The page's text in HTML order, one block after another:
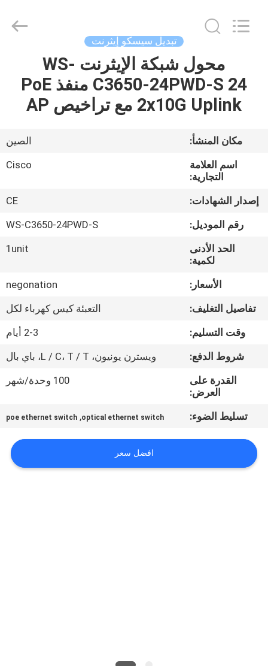
المنزل
المنتجات
فيديوهات
جولة
المصنع
الجودة
اتصل
أخبار
القضايا
تبديل سيسكو إيثرنت
محول شبكة الإيثرنت WS-
C3650-24PWD-S 24 منفذ PoE
2x10G Uplink مع تراخيص AP
مكان المنشأ:
الصين
اسم العلامة
التجارية:
Cisco
إصدار الشهادات:
CE
رقم الموديل:
WS-C3650-24PWD-S
الحد الأدنى
لكمية:
1unit
الأسعار:
negonation
تفاصيل التغليف:
التعبئة كيس كهرباء لكل
وقت التسليم:
2-3 أيام
شروط الدفع:
ويسترن يونيون، L / C، T / T، باي بال
القدرة على
العرض:
100 وحدة/شهر
تسليط الضوء: optical ethernet switch
,
poe ethernet switch
افضل سعر